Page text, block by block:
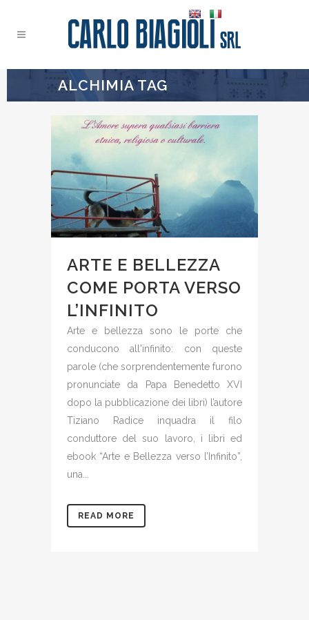
ALCHIMIA TAG
ARTE E BELLEZZA
COME PORTA VERSO
L’INFINITO
Arte e bellezza sono le porte che
conducono all'infinito: con queste
parole (che sorprendentemente furono
pronunciate da Papa Benedetto XVI
dopo la pubblicazione dei libri) l’autore
Tiziano Radice inquadra il filo
conduttore del suo lavoro, i libri ed
ebook “Arte e Bellezza verso l’Infinito”,
una...
READ MORE